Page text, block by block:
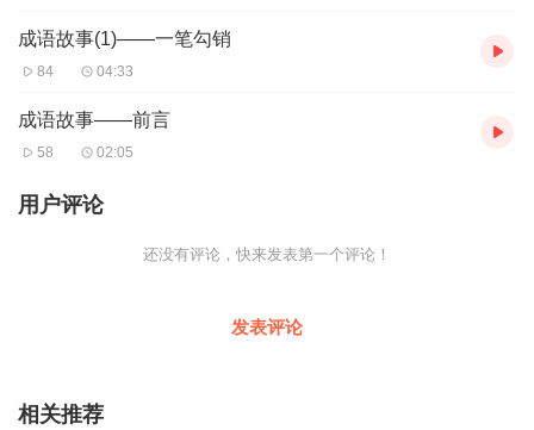
成语故事(1)——一笔勾销
84 04:33
成语故事——前言
58 02:05
用户评论
还没有评论，快来发表第一个评论！
发表评论
相关推荐